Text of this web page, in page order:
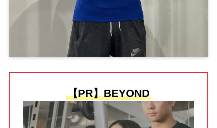
【PR】BEYOND